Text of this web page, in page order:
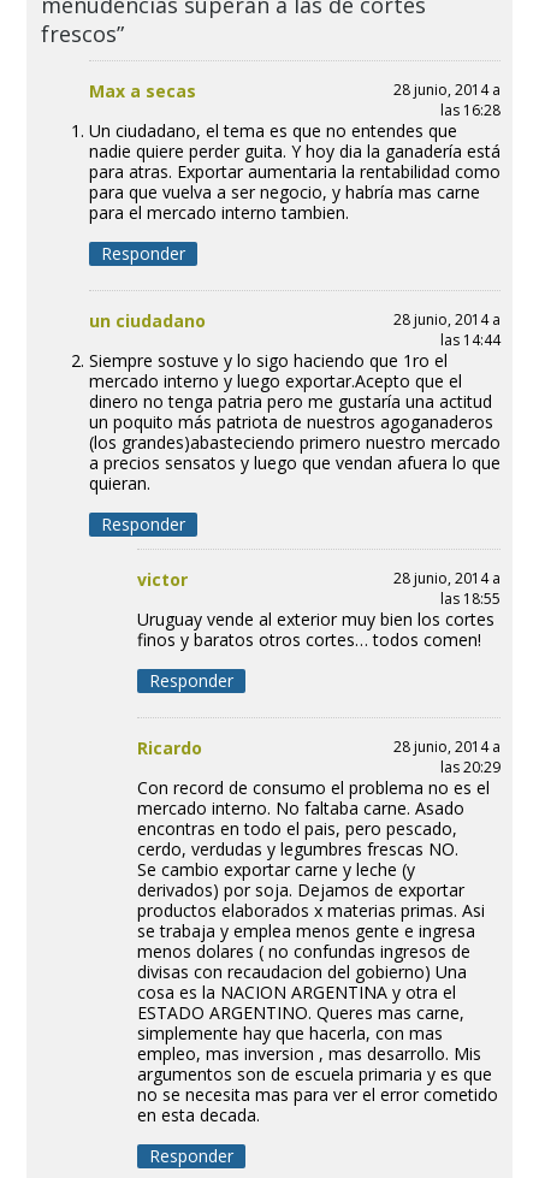
frescos”
Max a secas
28 junio, 2014 a
las 16:28
Un ciudadano, el tema es que no entendes que
nadie quiere perder guita. Y hoy dia la ganadería está
para atras. Exportar aumentaria la rentabilidad como
para que vuelva a ser negocio, y habría mas carne
para el mercado interno tambien.
Responder
un ciudadano
28 junio, 2014 a
las 14:44
Siempre sostuve y lo sigo haciendo que 1ro el
mercado interno y luego exportar.Acepto que el
dinero no tenga patria pero me gustaría una actitud
un poquito más patriota de nuestros agoganaderos
(los grandes)abasteciendo primero nuestro mercado
a precios sensatos y luego que vendan afuera lo que
quieran.
Responder
victor
28 junio, 2014 a
las 18:55
Uruguay vende al exterior muy bien los cortes
finos y baratos otros cortes… todos comen!
Responder
Ricardo
28 junio, 2014 a
las 20:29
Con record de consumo el problema no es el
mercado interno. No faltaba carne. Asado
encontras en todo el pais, pero pescado,
cerdo, verdudas y legumbres frescas NO.
Se cambio exportar carne y leche (y
derivados) por soja. Dejamos de exportar
productos elaborados x materias primas. Asi
se trabaja y emplea menos gente e ingresa
menos dolares ( no confundas ingresos de
divisas con recaudacion del gobierno) Una
cosa es la NACION ARGENTINA y otra el
ESTADO ARGENTINO. Queres mas carne,
simplemente hay que hacerla, con mas
empleo, mas inversion , mas desarrollo. Mis
argumentos son de escuela primaria y es que
no se necesita mas para ver el error cometido
en esta decada.
Responder